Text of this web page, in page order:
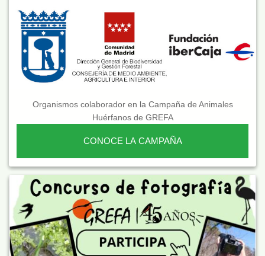
Organismos colaborador en la Campaña de Animales
Huérfanos de GREFA
CONOCE LA CAMPAÑA